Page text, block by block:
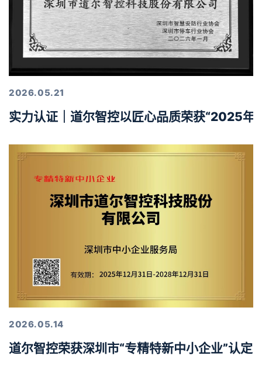
2026.05.21
实力认证｜道尔智控以匠心品质荣获“2025年
2026.05.14
道尔智控荣获深圳市“专精特新中小企业”认定